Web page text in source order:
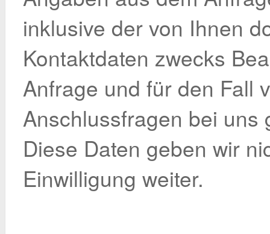
inklusive der von Ihnen
Kontaktdaten zwecks
Anfrage und für den Fall
Anschlussfragen bei uns
Diese Daten geben wir
Einwilligung weiter.